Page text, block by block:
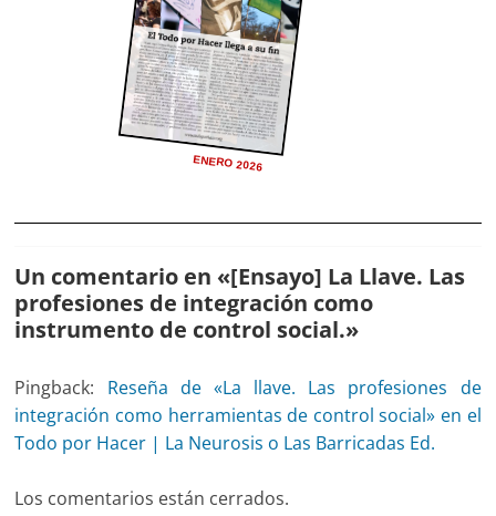
ENERO 2026
Un comentario en «[Ensayo] La Llave. Las
profesiones de integración como
instrumento de control social.»
Pingback: Reseña de «La llave. Las profesiones de
integración como herramientas de control social» en el
Todo por Hacer | La Neurosis o Las Barricadas Ed.
Los comentarios están cerrados.